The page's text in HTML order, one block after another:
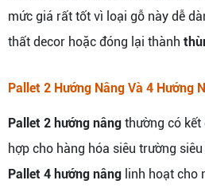
mức giá rất tốt vì loại gỗ này dễ
thất decor hoặc đóng lại thành
Pallet 2 Hướng Nâng Và 4 Hướng
Pallet 2 hướng nâng thường có kết
hợp cho hàng hóa siêu trường
Pallet 4 hướng nâng linh hoạt cho